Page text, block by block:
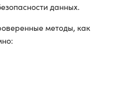
данных.
методы, как